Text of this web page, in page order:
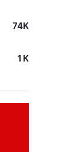
74K
1 K